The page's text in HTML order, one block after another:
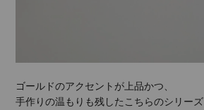
ゴールドのアクセントが上品かつ、
手作りの温もりも残したこちらのシリーズ